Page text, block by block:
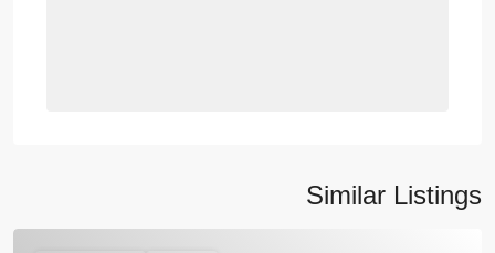
Similar Listings